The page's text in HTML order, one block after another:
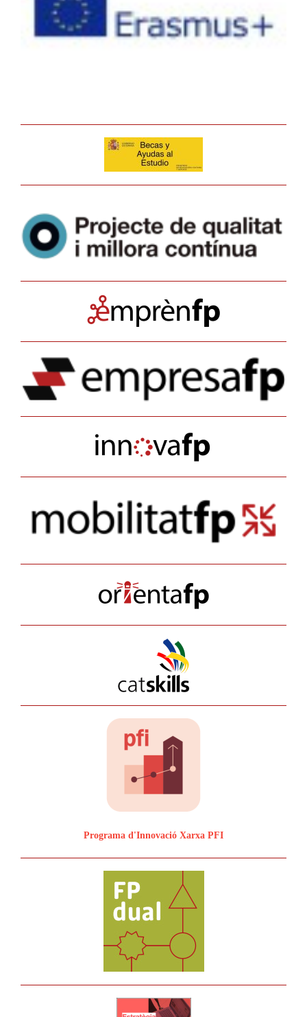
Programa d'Innovació Xarxa PFI